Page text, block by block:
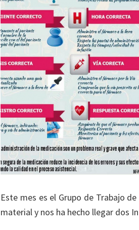
Este mes es el Grupo de Trabajo
material y nos ha hecho llegar dos